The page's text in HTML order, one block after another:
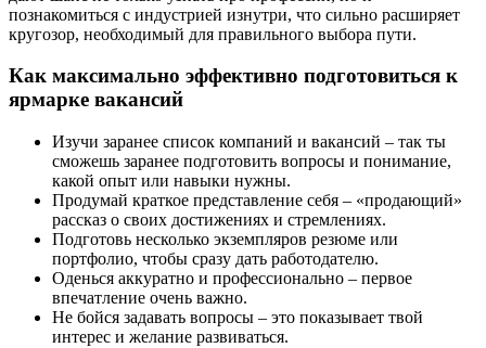
познакомиться с индустрией изнутри, что сильно расширяет
кругозор, необходимый для правильного выбора пути.
Как максимально эффективно подготовиться к
ярмарке вакансий
Изучи заранее список компаний и вакансий – так ты
сможешь заранее подготовить вопросы и понимание,
какой опыт или навыки нужны.
Продумай краткое представление себя – «продающий»
рассказ о своих достижениях и стремлениях.
Подготовь несколько экземпляров резюме или
портфолио, чтобы сразу дать работодателю.
Оденься аккуратно и профессионально – первое
впечатление очень важно.
Не бойся задавать вопросы – это показывает твой
интерес и желание развиваться.